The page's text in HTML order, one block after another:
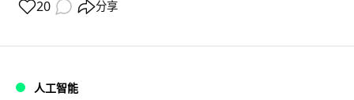
20 分享
人工智能